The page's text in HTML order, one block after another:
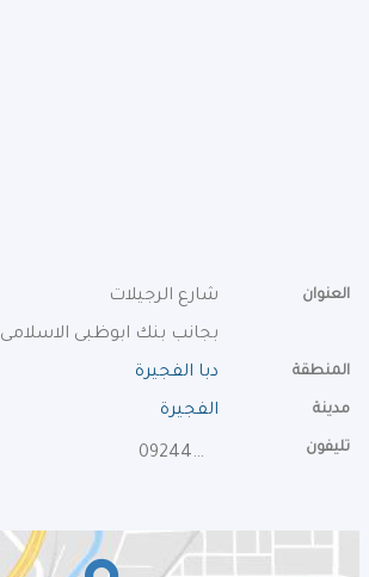
العنوان
شارع الرجيلات
بجانب بنك ابوظبى الاسلامى
المنطقة دبا الفجيرة
مدينة الفجيرة
تليفون 092443329